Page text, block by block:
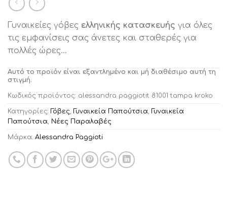
Γυναικείες γόβες ελληνικής κατασκευής για όλες
τις εμφανίσεις σας άνετες και σταθερές για
πολλές ώρες…
Αυτό το προϊόν είναι εξαντλημένο και μή διαθέσιμο αυτή τη
στιγμή.
Κωδικός προϊόντος: alessandra paggiotit 81001 tampa kroko
Κατηγορίες: Γόβες, Γυναικεία Παπούτσια, Γυναικεία
Παπούτσια, Νέες Παραλαβές
Μάρκα: Alessandra Paggioti